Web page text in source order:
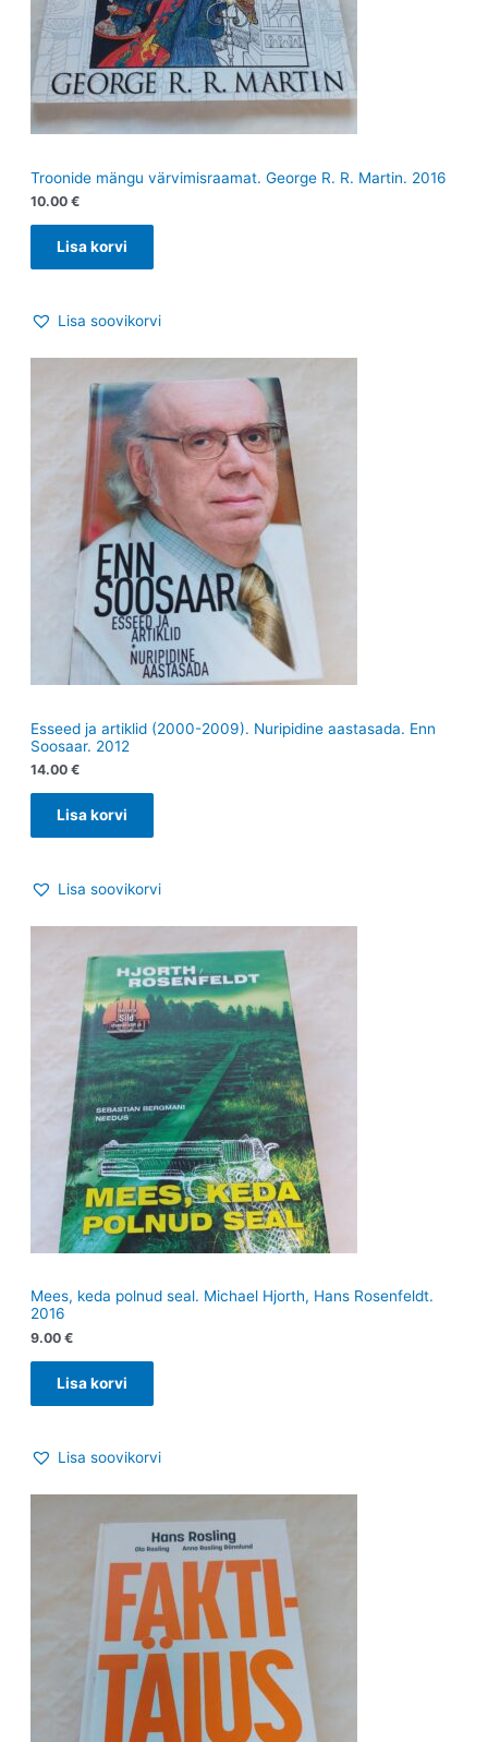
Troonide mängu värvimisraamat. George R. R. Martin. 2016
10.00 €
Lisa korvi
Lisa soovikorvi
Esseed ja artiklid (2000-2009). Nuripidine aastasada. Enn
Soosaar. 2012
14.00 €
Lisa korvi
Lisa soovikorvi
Mees, keda polnud seal. Michael Hjorth, Hans Rosenfeldt.
2016
9.00 €
Lisa korvi
Lisa soovikorvi